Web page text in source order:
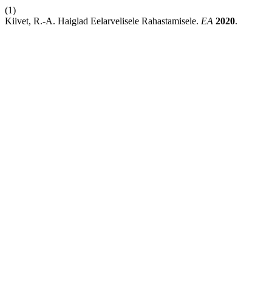
(1)
Kiivet, R.-A. Haiglad Eelarvelisele Rahastamisele. EA 2020.